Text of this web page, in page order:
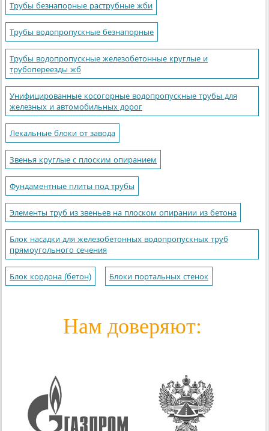
Трубы безнапорные раструбные жби
Трубы водопропускные безнапорные
Трубы водопропускные железобетонные круглые и
трубопереезды жб
Унифицированные косогорные водопропускные трубы для
железных и автомобильных дорог
Лекальные блоки от завода
Звенья круглые с плоским опиранием
Фундаментные плиты под трубы
Элементы труб из звеньев на плоском опирании из бетона
Блок насадки для железобетонных водопропускных труб
прямоугольного сечения
Блок кордона (бетон) Блоки портальных стенок
Нам доверяют: